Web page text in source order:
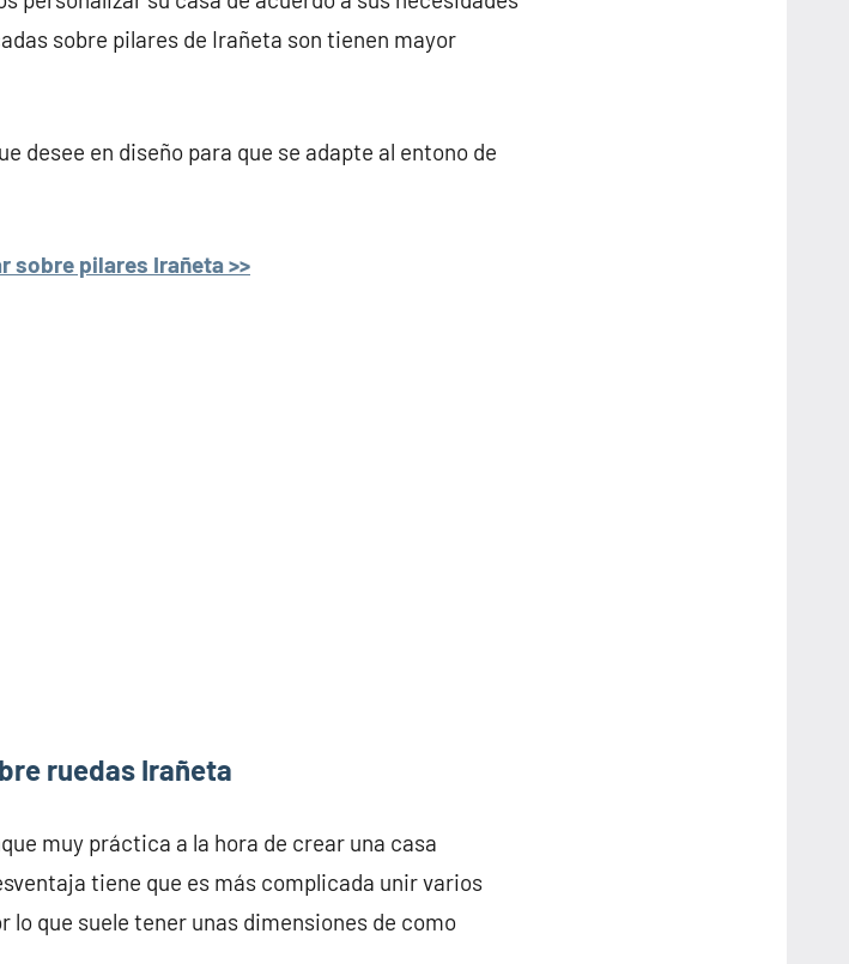
sobre pilares de Irañeta son tienen mayor
desee en diseño para que se adapte al entono de
sobre pilares Irañeta >>
ruedas Irañeta
muy práctica a la hora de crear una casa
tiene que es más complicada unir varios
lo que suele tener unas dimensiones de como